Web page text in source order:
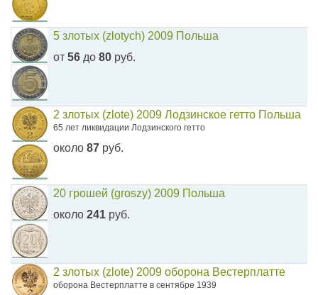
5 злотых (zlotych) 2009 Польша
от 56 до 80 руб.
2 злотых (zlote) 2009 Лодзинское гетто Польша
65 лет ликвидации Лодзинского гетто
около 87 руб.
20 грошей (groszy) 2009 Польша
около 241 руб.
2 злотых (zlote) 2009 оборона Вестерплатте
оборона Вестерплатте в сентябре 1939